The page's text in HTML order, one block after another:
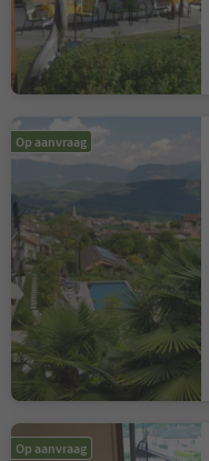
Op aanvraag
Op aanvraag